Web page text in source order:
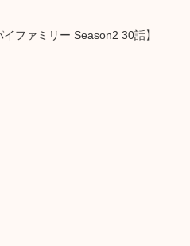
ファミリー Season2 30話】